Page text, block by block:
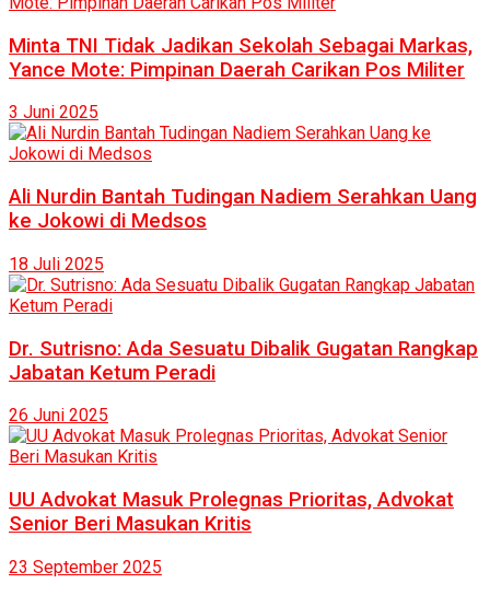
Minta TNI Tidak Jadikan Sekolah Sebagai Markas,
Yance Mote: Pimpinan Daerah Carikan Pos Militer
3 Juni 2025
Ali Nurdin Bantah Tudingan Nadiem Serahkan Uang
ke Jokowi di Medsos
18 Juli 2025
Dr. Sutrisno: Ada Sesuatu Dibalik Gugatan Rangkap
Jabatan Ketum Peradi
26 Juni 2025
UU Advokat Masuk Prolegnas Prioritas, Advokat
Senior Beri Masukan Kritis
23 September 2025